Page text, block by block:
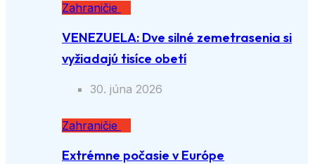
Zahraničie
VENEZUELA: Dve silné zemetrasenia si
vyžiadajú tisíce obetí
30. júna 2026
Zahraničie
Extrémne počasie v Európe